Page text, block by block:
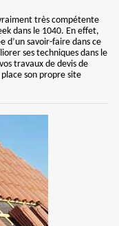
très compétente
dans le 1040. En effet,
d’un savoir-faire dans ce
ses techniques dans le
travaux de devis de
son propre site